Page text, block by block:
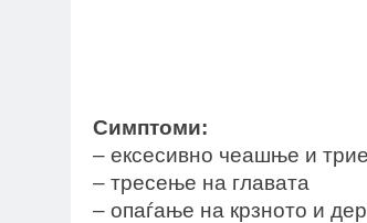
Симптоми:
– ексесивно чеашње и
– тресење на главата
– опаѓање на крзното и